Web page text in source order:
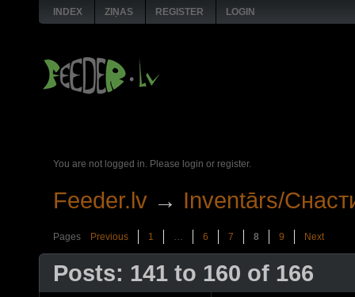
INDEX ZIŅAS REGISTER LOGIN
You are not logged in. Please login or register.
Feeder.lv → Inventārs/
Pages Previous 1 … 6 7 8 9 Next
Posts: 141 to 160 of 166